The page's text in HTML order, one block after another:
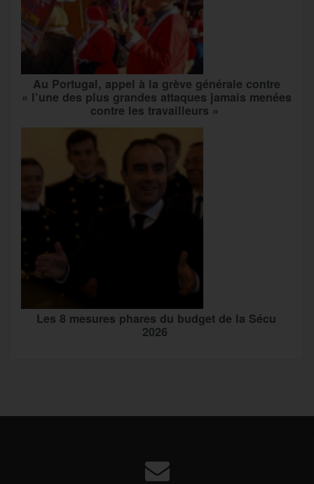
Au Portugal, appel à la grève générale contre
« l’une des plus grandes attaques jamais menées
contre les travailleurs »
Les 8 mesures phares du budget de la Sécu
2026